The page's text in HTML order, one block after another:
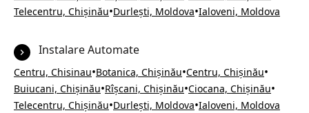
Telecentru, Chișinău•Durlești, Moldova•Ialoveni, Moldova
Instalare Automate
Centru, Chisinau•Botanica, Chișinău•Centru, Chișinău•
Buiucani, Chișinău•Rîșcani, Chișinău•Ciocana, Chișinău•
Telecentru, Chișinău•Durlești, Moldova•Ialoveni, Moldova